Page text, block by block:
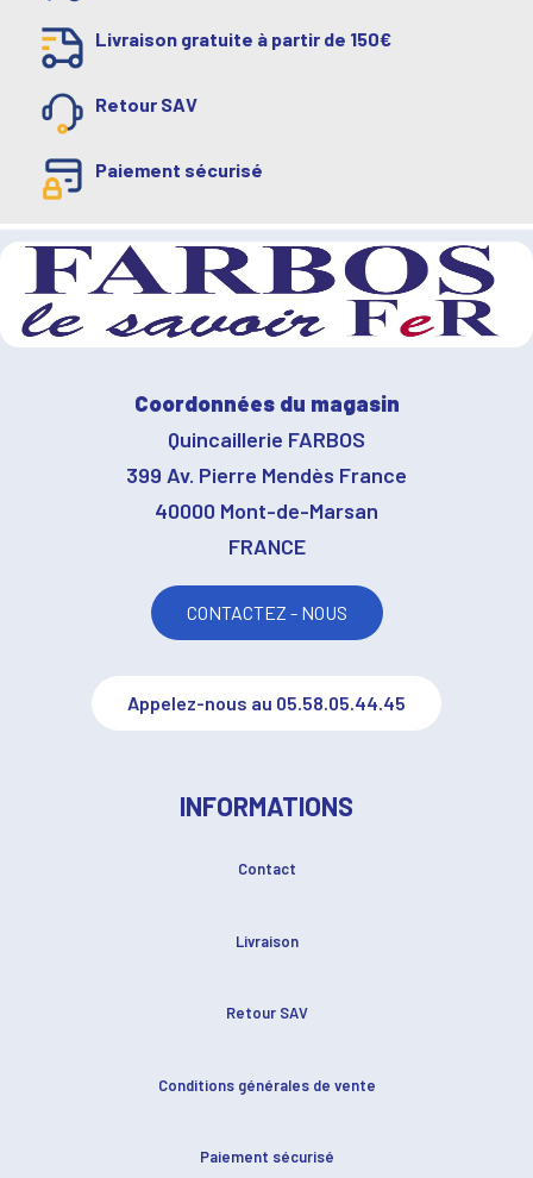
Livraison gratuite à partir de 150€
Retour SAV
Paiement sécurisé
Coordonnées du magasin
Quincaillerie FARBOS
399 Av. Pierre Mendès France
40000 Mont-de-Marsan
FRANCE
CONTACTEZ - NOUS
Appelez-nous au 05.58.05.44.45
INFORMATIONS
Contact
Livraison
Retour SAV
Conditions générales de vente
Paiement sécurisé